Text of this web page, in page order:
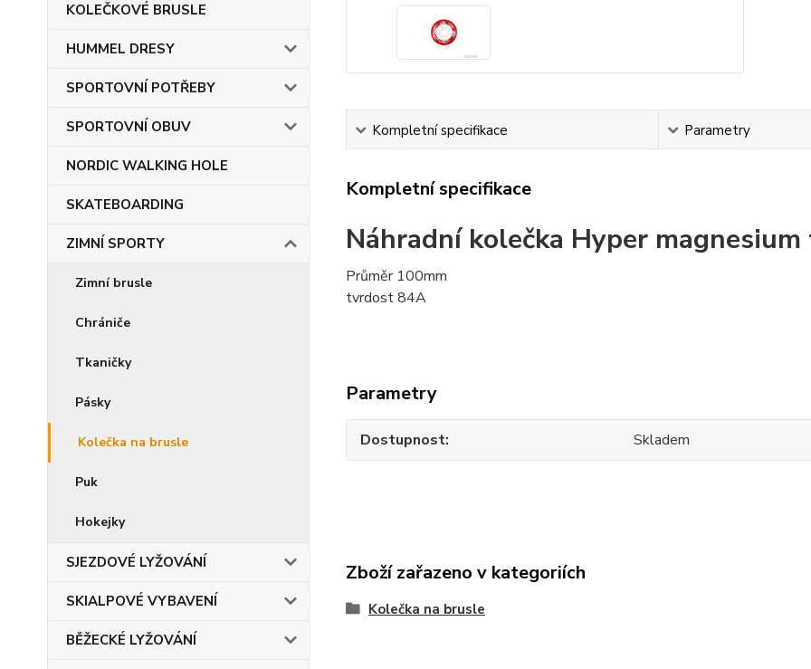
KOLEČKOVÉ BRUSLE
HUMMEL DRESY
SPORTOVNÍ POTŘEBY
SPORTOVNÍ OBUV
NORDIC WALKING HOLE
SKATEBOARDING
ZIMNÍ SPORTY
Zimní brusle
Chrániče
Tkaničky
Pásky
Kolečka na brusle
Puk
Hokejky
SJEZDOVÉ LYŽOVÁNÍ
SKIALPOVÉ VYBAVENÍ
BĚŽECKÉ LYŽOVÁNÍ
Kompletní specifikace Parametry
Kompletní specifikace
Náhradní kolečka Hyper magnesium
Průměr 100mm
tvrdost 84A
Parametry
Dostupnost Skladem
Zboží zařazeno v kategoriích
Kolečka na brusle